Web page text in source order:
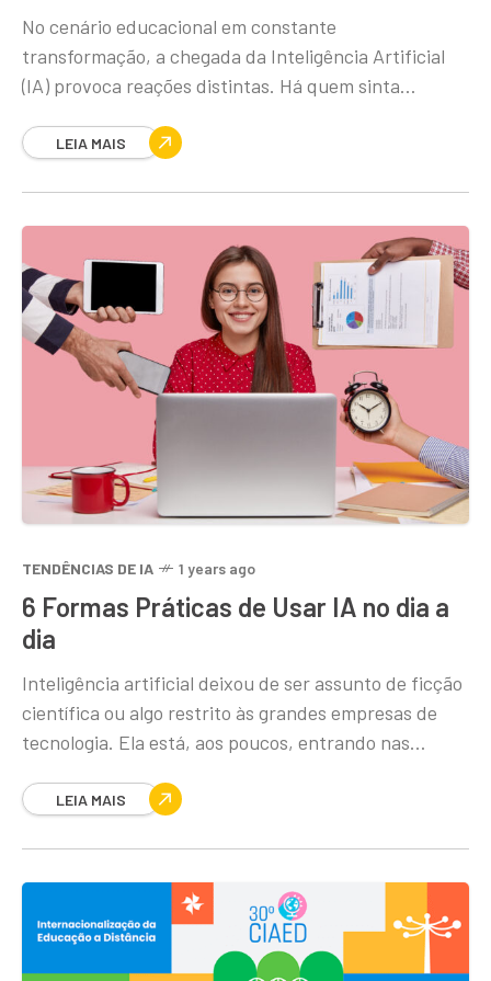
No cenário educacional em constante
transformação, a chegada da Inteligência Artificial
(IA) provoca reações distintas. Há quem sinta
existe a ideia de
LEIA MAIS
TENDÊNCIAS DE IA 1 years ago
6 Formas Práticas de Usar IA no dia a
dia
Inteligência artificial deixou de ser assunto de ficção
científica ou algo restrito às grandes empresas de
tecnologia. Ela está, aos poucos, entrando nas
LEIA MAIS